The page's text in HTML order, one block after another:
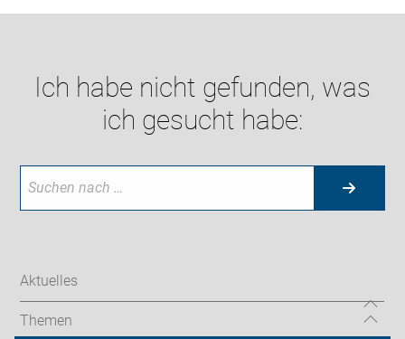
Ich habe nicht gefunden, was
ich gesucht habe:
Aktuelles
Themen